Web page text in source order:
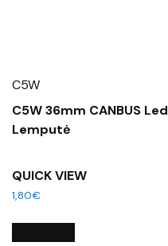
C5W
C5W 36mm CANBUS Led
Lemputė
QUICK VIEW
1,80€